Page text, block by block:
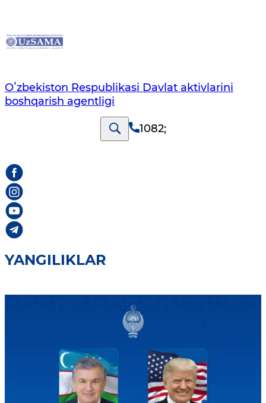
Oʻzbekiston Respublikasi Davlat aktivlarini
boshqarish agentligi
1082;
YANGILIKLAR